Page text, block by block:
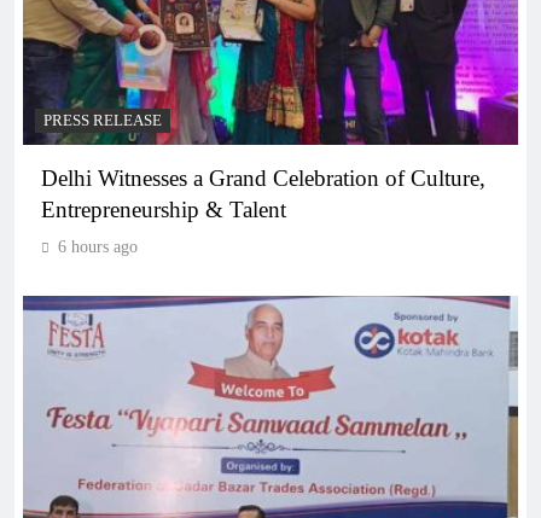
PRESS RELEASE
Delhi Witnesses a Grand Celebration of Culture,
Entrepreneurship & Talent
6 hours ago